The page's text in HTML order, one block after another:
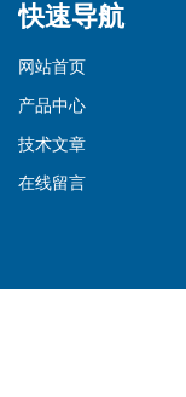
快速导航
网站首页
产品中心
技术文章
在线留言